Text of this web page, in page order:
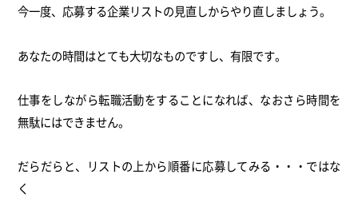
今一度、応募する企業リストの見直しからやり直しましょう。
あなたの時間はとても大切なものですし、有限です。
仕事をしながら転職活動をすることになれば、なおさら時間を
無駄にはできません。
だらだらと、リストの上から順番に応募してみる・・・ではな
く